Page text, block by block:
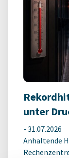
unter
- 31.07.2026
Anhaltende